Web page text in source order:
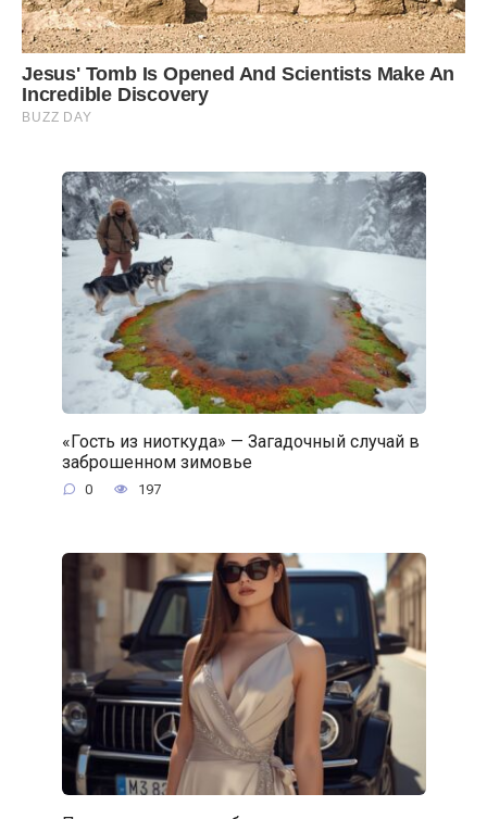
«Гость из ниоткуда» — Загадочный случай в
заброшенном зимовье
0 197